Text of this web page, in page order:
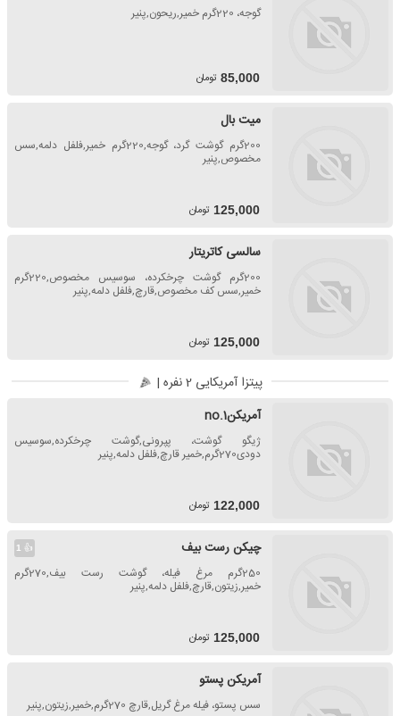
گوجه، 220گرم خمیر,ریحون,پنیر
85,000 تومان
میت بال
200گرم گوشت گرد، گوجه,220گرم خمیر,فلفل دلمه,سس
مخصوص,پنیر
125,000 تومان
سالسی کاتریتار
200گرم گوشت چرخکرده، سوسیس مخصوص,220گرم
خمیر,سس کف مخصوص,قارچ,فلفل دلمه,پنیر
125,000 تومان
پیتزا آمریکایی 2 نفره |
آمریکنno.1
ژیگو گوشت، پپرونی,گوشت چرخکرده,سوسیس
دودی270گرم,خمیر قارچ,فلفل دلمه,پنیر
122,000 تومان
👍
1 چیکن رست بیف
250گرم مرغ فیله، گوشت رست بیف,270گرم
خمیر,زیتون,قارچ,فلفل دلمه,پنیر
125,000 تومان
آمریکن پستو
سس پستو، فیله مرغ گریل,قارچ 270گرم,خمیر,زیتون,پنیر